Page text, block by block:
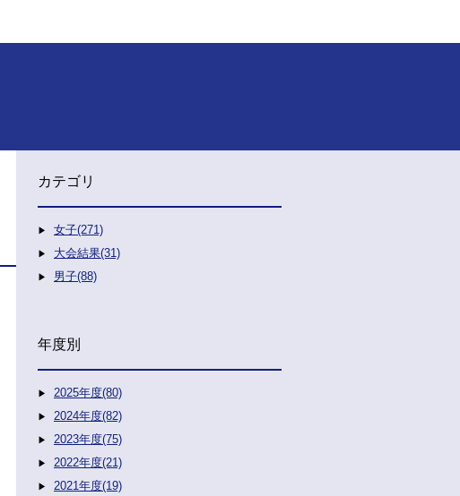
カテゴリ
女子(271)
大会結果(31)
男子(88)
年度別
2025年度(80)
2024年度(82)
2023年度(75)
2022年度(21)
2021年度(19)